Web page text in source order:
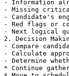
- Information
- Missing
- Candidate's
- Red flags or
- Next logical
2. Decision
- Compare
- Calculate
- Determine
* Continue